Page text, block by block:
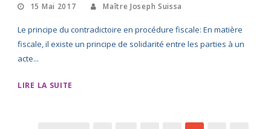
15 Mai 2017 Maître Joseph Suissa
Le principe du contradictoire en procédure fiscale: En matière
fiscale, il existe un principe de solidarité entre les parties à un
acte...
LIRE LA SUITE